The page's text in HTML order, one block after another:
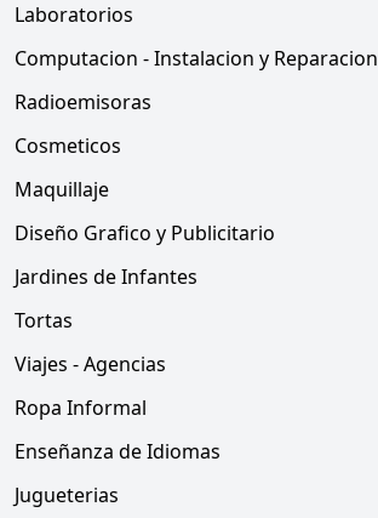
Laboratorios
Computacion - Instalacion y Reparacion
Radioemisoras
Cosmeticos
Maquillaje
Diseño Grafico y Publicitario
Jardines de Infantes
Tortas
Viajes - Agencias
Ropa Informal
Enseñanza de Idiomas
Jugueterias